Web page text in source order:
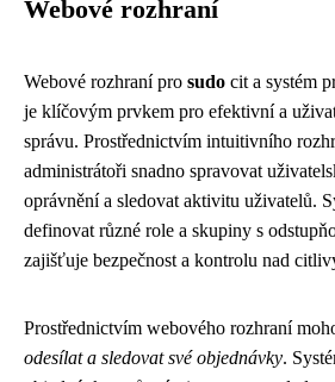
Webové rozhraní
Webové rozhraní pro sudo cit a systém
je klíčovým prvkem pro efektivní a
správu. Prostřednictvím intuitivního
administrátoři snadno spravovat
oprávnění a sledovat aktivitu uživatelů.
definovat různé role a skupiny s
zajišťuje bezpečnost a kontrolu nad
Prostřednictvím webového rozhraní
odesílat a sledovat své objednávky.